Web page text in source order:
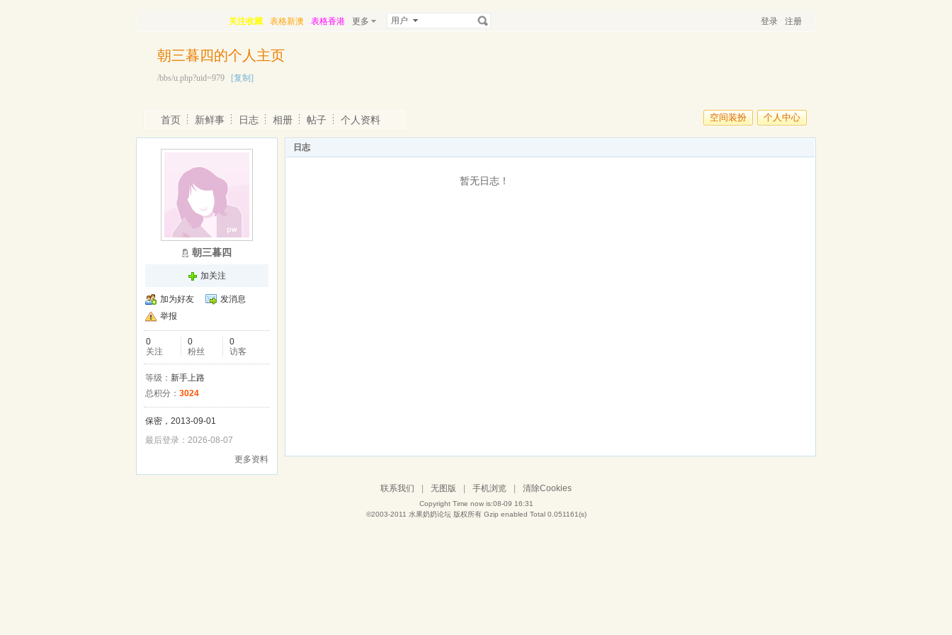
关注收藏 表格新澳 表格香港 更多 用户 登录 注册
朝三暮四的个人主页
/bbs/u.php?uid=979 [复制]
空间装扮 个人中心
首页 新鲜事 日志 相册 帖子 个人资料
朝三暮四
加关注
加为好友
发消息
举报
0
关注
0
粉丝
0
访客
等级： 新手上路
总积分： 3024
保密，2013-09-01
最后登录：2026-08-07
更多资料
日志
暂无日志！
联系我们 无图版 手机浏览 清除Cookies
Copyright Time now is:08-09 16:31
©2003-2011 水果奶奶论坛版权所有 Gzip enabled Total 0.051161(s)